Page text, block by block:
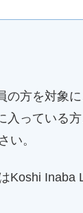
の方を対象
入っている
い。
Inaba